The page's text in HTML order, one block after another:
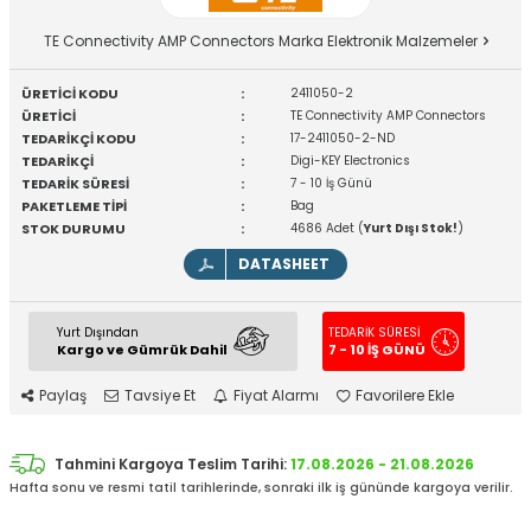
TE Connectivity AMP Connectors Marka Elektronik Malzemeler
ÜRETİCİ KODU : 2411050-2
ÜRETİCİ : TE Connectivity AMP Connectors
TEDARİKÇİ KODU : 17-2411050-2-ND
TEDARİKÇİ : Digi-KEY Electronics
TEDARİK SÜRESİ : 7 - 10 İş Günü
PAKETLEME TİPİ : Bag
STOK DURUMU : 4686 Adet (Yurt Dışı Stok!)
DATASHEET
Yurt Dışından
Kargo ve Gümrük Dahil
TEDARİK SÜRESİ
7 - 10 İŞ GÜNÜ
Paylaş Tavsiye Et Fiyat Alarmı Favorilere Ekle
Tahmini Kargoya Teslim Tarihi:17.08.2026 - 21.08.2026
Hafta sonu ve resmi tatil tarihlerinde, sonraki ilk iş gününde kargoya verilir.